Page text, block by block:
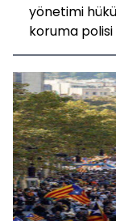
yönetimi
koruma